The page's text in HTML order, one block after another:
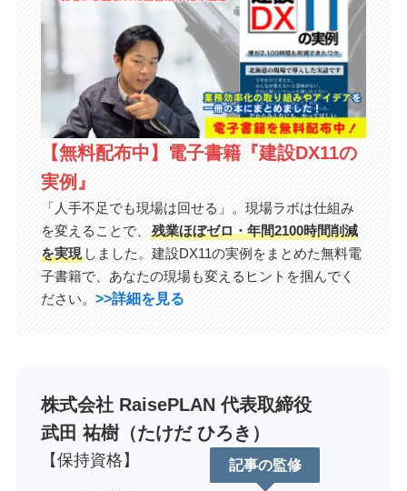
【無料配布中】電子書籍『建設DX11の
実例』
「人手不足でも現場は回せる」。現場ラボは仕組み
を変えることで、
残業ほぼゼロ・年間2100時間削減
を実現しました。建設DX11の実例をまとめた無料電
子書籍で、あなたの現場も変えるヒントを掴んでく
ださい。 >>詳細を見る
株式会社 RaisePLAN 代表取締役
武田 祐樹（たけだ ひろき）
【保持資格】 記事の監修